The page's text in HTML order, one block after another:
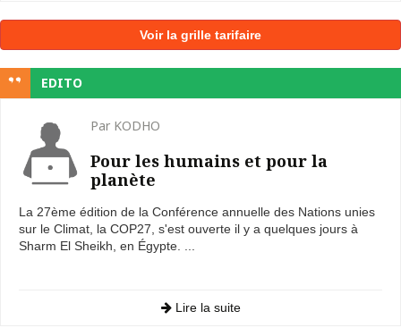
Voir la grille tarifaire
EDITO
Par KODHO
Pour les humains et pour la
planète
La 27ème édition de la Conférence annuelle des Nations unies
sur le Climat, la COP27, s'est ouverte il y a quelques jours à
Sharm El Sheikh, en Égypte. ...
Lire la suite